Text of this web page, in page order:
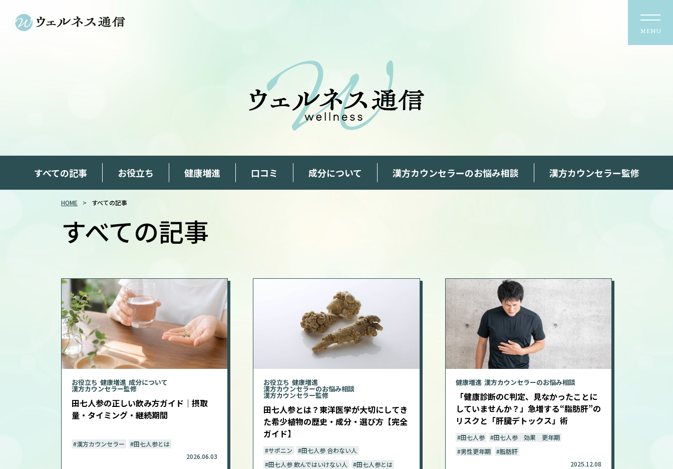
MENU
すべての記事 お役立ち 健康増進 口コミ 成分について 漢方カウンセラーのお悩み相談 漢方カウンセラー監修
HOME すべての記事
すべての記事
お役立ち 健康増進 成分について
漢方カウンセラー監修
田七人参の正しい飲み方ガイド｜摂取
量・タイミング・継続期間
#漢方カウンセラー
#田七人参とは
2026.06.03
お役立ち 健康増進
漢方カウンセラーのお悩み相談
漢方カウンセラー監修
田七人参とは？東洋医学が大切にしてき
た希少植物の歴史・成分・選び方【完全
ガイド】
#サポニン
#田七人参 合わない人
#田七人参 飲んではいけない人
#田七人参とは
健康増進 漢方カウンセラーのお悩み相談
「健康診断のC判定、見なかったことに
していませんか？」急増する“脂肪肝”の
リスクと「肝臓デトックス」術
#田七人参
#田七人参 効果 更年期
#男性更年期
#脂肪肝
2025.12.08